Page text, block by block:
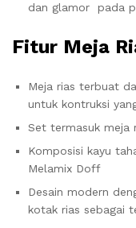
dan glamor pada
Fitur Meja
Meja rias terbuat
untuk kontruksi
Set termasuk meja
Komposisi kayu
Melamix Doff
Desain modern
kotak rias sebagai